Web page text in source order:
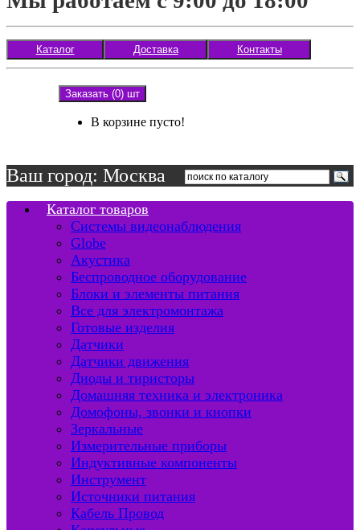
Каталог Доставка Контакты
Заказать (0) шт
В корзине пусто!
Ваш город: Москва
Каталог товаров
Системы видеонаблюдения
Globe
Акустика
Беспроводное оборудование
Блоки и элементы питания
Все для электромонтажа
Готовые изделия
Датчики
Датчики движения
Диоды и тиристоры
Домашняя техника и электроника
Домофоны, звонки и кнопки
Зеркальные
Измерительные приборы
Индуктивные компоненты
Инструмент
Источники питания
Кабель Провод